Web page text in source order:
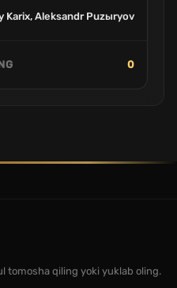
Karix, Aleksandr Puzыryov
0
tomosha qiling yoki yuklab oling.